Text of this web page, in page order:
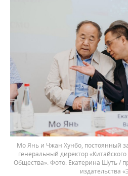
Мо Янь и Чжан Хунбо, постоянный
генеральный директор
Общества».
Екатерина Шуть /
издательства